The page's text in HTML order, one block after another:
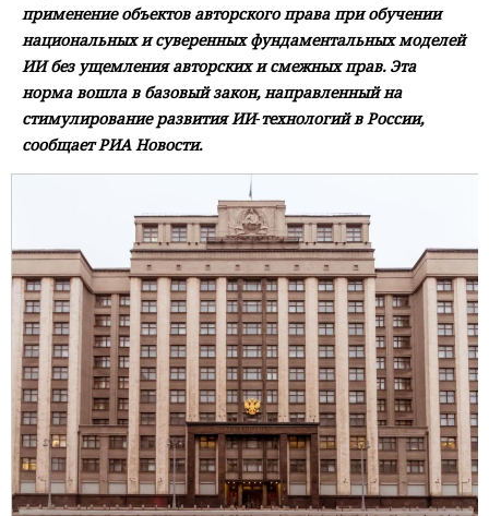
применение объектов авторского права при обучении
национальных и суверенных фундаментальных моделей
ИИ без ущемления авторских и смежных прав. Эта
норма вошла в базовый закон, направленный на
стимулирование развития ИИ‑технологий в России,
сообщает РИА Новости.